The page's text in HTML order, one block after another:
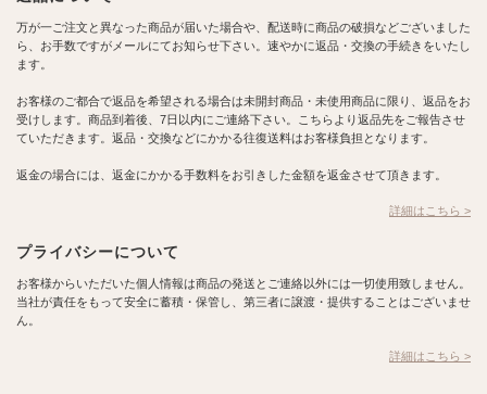
万が一ご注文と異なった商品が届いた場合や、配送時に商品の破損などございました
ら、お手数ですがメールにてお知らせ下さい。速やかに返品・交換の手続きをいたし
ます。
お客様のご都合で返品を希望される場合は未開封商品・未使用商品に限り、返品をお
受けします。商品到着後、7日以内にご連絡下さい。こちらより返品先をご報告させ
ていただきます。返品・交換などにかかる往復送料はお客様負担となります。
返金の場合には、返金にかかる手数料をお引きした金額を返金させて頂きます。
詳細はこちら >
プライバシーについて
お客様からいただいた個人情報は商品の発送とご連絡以外には一切使用致しません。
当社が責任をもって安全に蓄積・保管し、第三者に譲渡・提供することはございませ
ん。
詳細はこちら >